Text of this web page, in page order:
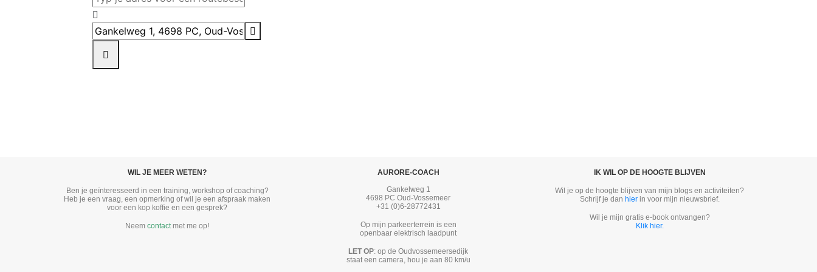
Destination Address - Aardeopstellingen 1 []
WIL JE MEER WETEN?
Ben je geïnteresseerd in een training, workshop of coaching?
Heb je een vraag, een opmerking of wil je een afspraak maken
voor een kop koffie en een gesprek?
Neemcontactmet me op!
AURORE-COACH
Gankelweg 1
4698 PC Oud-Vossemeer
+31 (0)6-28772431
Op mijn parkeerterrein is een
openbaar elektrisch laadpunt
LET OP: op de Oudvossemeersedijk
staat een camera, hou je aan 80 km/u
IK WIL OP DE HOOGTE BLIJVEN
Wil je op de hoogte blijven van mijn blogs en activiteiten?
Schrijf je dan hierin voor mijn nieuwsbrief.
Wil je mijn gratis e-book ontvangen?
Klik hier.